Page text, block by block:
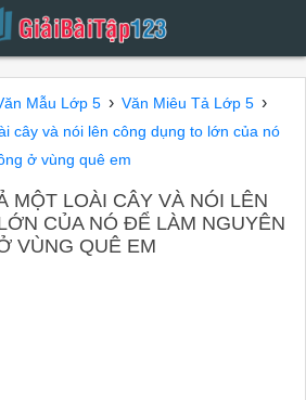
Mẫu Lớp 5 › Văn Miêu Tả Lớp 5 ›
cây và nói lên công dụng to lớn của nó
ở vùng quê em
MỘT LOÀI CÂY VÀ NÓI LÊN
CỦA NÓ ĐỂ LÀM NGUYÊN
VÙNG QUÊ EM